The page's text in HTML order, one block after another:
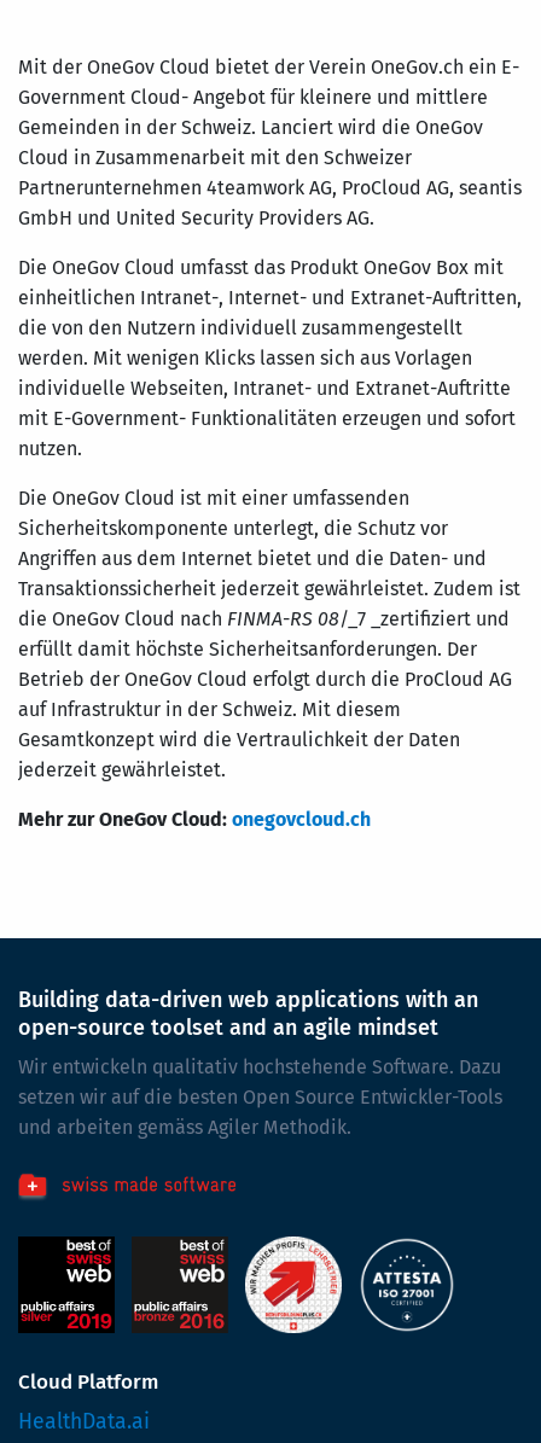
Mit der OneGov Cloud bietet der Verein OneGov.ch ein E-
Government Cloud- Angebot für kleinere und mittlere
Gemeinden in der Schweiz. Lanciert wird die OneGov
Cloud in Zusammenarbeit mit den Schweizer
Partnerunternehmen 4teamwork AG, ProCloud AG, seantis
GmbH und United Security Providers AG.
Die OneGov Cloud umfasst das Produkt OneGov Box mit
einheitlichen Intranet-, Internet- und Extranet-Auftritten,
die von den Nutzern individuell zusammengestellt
werden. Mit wenigen Klicks lassen sich aus Vorlagen
individuelle Webseiten, Intranet- und Extranet-Auftritte
mit E-Government- Funktionalitäten erzeugen und sofort
nutzen.
Die OneGov Cloud ist mit einer umfassenden
Sicherheitskomponente unterlegt, die Schutz vor
Angriffen aus dem Internet bietet und die Daten- und
Transaktionssicherheit jederzeit gewährleistet. Zudem ist
die OneGov Cloud nach FINMA-RS 08/_7 _zertifiziert und
erfüllt damit höchste Sicherheitsanforderungen. Der
Betrieb der OneGov Cloud erfolgt durch die ProCloud AG
auf Infrastruktur in der Schweiz. Mit diesem
Gesamtkonzept wird die Vertraulichkeit der Daten
jederzeit gewährleistet.
Mehr zur OneGov Cloud: onegovcloud.ch
Building data-driven web applications with an
open-source toolset and an agile mindset
Wir entwickeln qualitativ hochstehende Software. Dazu
setzen wir auf die besten Open Source Entwickler-Tools
und arbeiten gemäss Agiler Methodik.
Cloud Platform
HealthData.ai